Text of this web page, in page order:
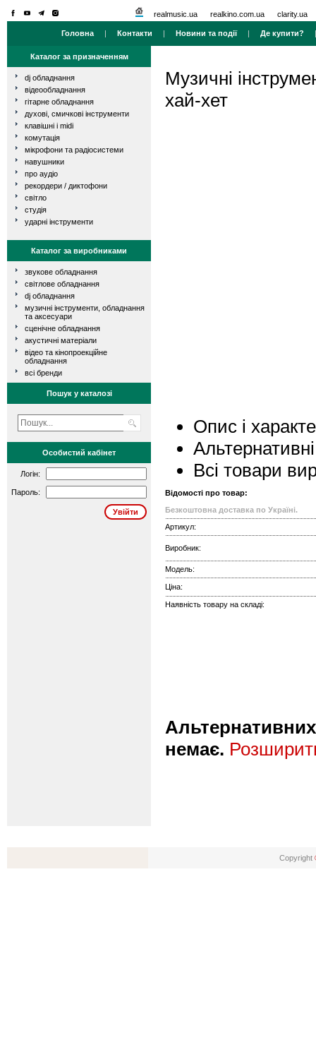
realmusic.ua realkino.com.ua clarity.ua
Головна | Контакти | Новини та події| Де купити?
Каталог за призначенням
dj обладнання
відеообладнання
гітарне обладнання
духові, смичкові інструменти
клавішні і midi
комутація
мікрофони та радіосистеми
навушники
про аудіо
рекордери / диктофони
світло
студія
ударні інструменти
Каталог за виробниками
звукове обладнання
світлове обладнання
dj обладнання
музичні інструменти, обладнання
та аксесуари
сценічне обладнання
акустичні матеріали
відео та кінопроекційне
обладнання
всі бренди
Пошук у каталозі
Особистий кабінет
Логін:
Пароль:
Музичні
хай-хет
Опис і
Всі товари
Відомості про товар:
Безкоштовна доставка по Україні.
Артикул:
Виробник:
Модель:
Ціна:
Наявність товару на складі:
Альтернативних
немає.
Copyright